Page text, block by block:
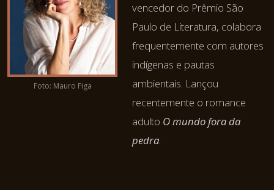
Foto: Mauro Figa
vencedor do Prêmio São
Paulo de Literatura, colabora
frequentemente com autores
indígenas e pautas
ambientais. Lançou
recentemente o romance
adulto O mundo fora da
pedra.